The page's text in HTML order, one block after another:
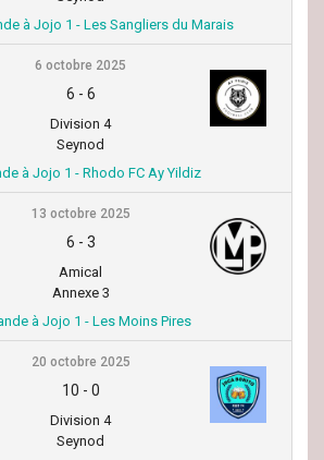
à Jojo 1 - Les Sangliers du Marais
6 octobre 2025
6 - 6
Division 4
Seynod
à Jojo 1 - Rhodo FC Ay Yildiz
13 octobre 2025
6 - 3
Amical
Annexe 3
à Jojo 1 - Les Moins Pires
20 octobre 2025
10 - 0
Division 4
Seynod